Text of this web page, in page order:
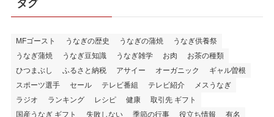
タグ
MFゴースト うなぎの歴史 うなぎの蒲焼
うなぎ供養祭
うなぎ蒲焼
うなぎ豆知識 うなぎ雑学 お肉
お茶の種類
ひつまぶし
ふるさと納税 アサイー オーガニック
ギャル曽根
スポーツ選手
セール テレビ番組 テレビ紹介
メスうなぎ
ラジオ
ランキング レシピ 健康
取引先 ギフト
国産うなぎ ギフト
失敗しない 季節の行事 役立ち情報 有名